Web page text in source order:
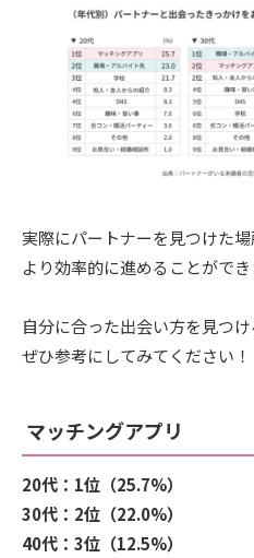
実際にパートナーを見つけた
より効率的に進めることができ
自分に合った出会い方を見つ
ぜひ参考にしてみてください！
マッチングアプリ
20代：1位（25.7%）
30代：2位（22.0%）
40代：3位（12.5%）